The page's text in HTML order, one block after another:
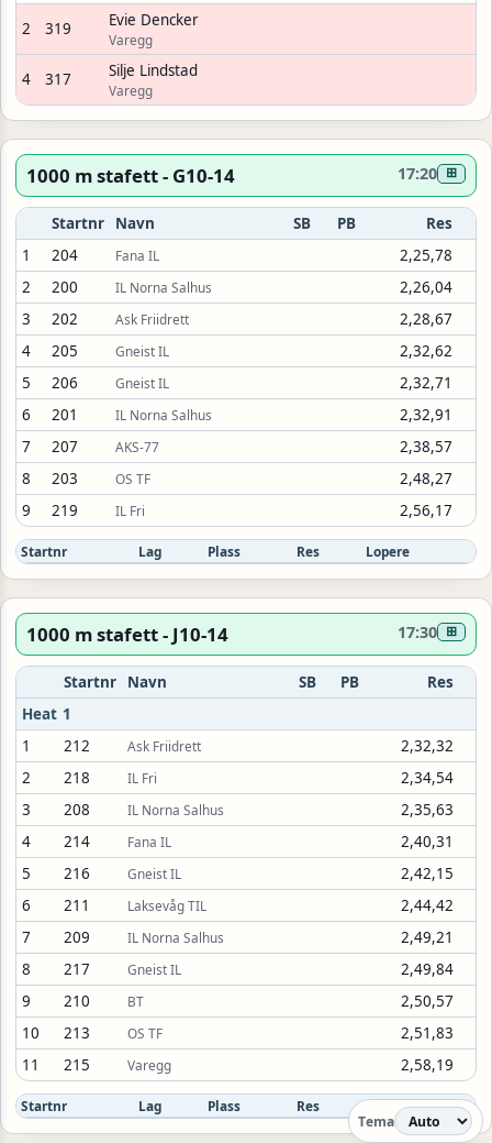
2 319 Evie Dencker
Varegg
4 317 Silje Lindstad
Varegg
1000 m stafett - G10-14 17:20 ⊞
Startnr Navn SB PB
Res
1
204 Fana IL
2,25,78
2
200 IL Norna Salhus
2,26,04
3
202 Ask Friidrett
2,28,67
4
205 Gneist IL
2,32,62
5
206 Gneist IL
2,32,71
6
201 IL Norna Salhus
2,32,91
7
207 AKS-77
2,38,57
8
203 OS TF
2,48,27
9
219 IL Fri 2,56,17
Startnr Lag Plass Res Lopere
1000 m stafett - J10-14 17:30 ⊞
Startnr Navn SB PB
Res
Heat 1
1
212 Ask Friidrett
2,32,32
2
218 IL Fri
2,34,54
3
208 IL Norna Salhus
2,35,63
4
214 Fana IL
2,40,31
5
216 Gneist IL
2,42,15
6
211 Laksevåg TIL
2,44,42
7
209 IL Norna Salhus
2,49,21
8
217 Gneist IL
2,49,84
9
210 BT
2,50,57
10
213 OS TF
2,51,83
11
215 Varegg 2,58,19
Startnr Lag Plass Res Lopere
Tema